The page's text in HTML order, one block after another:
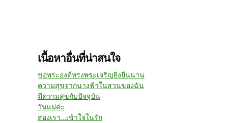
เนื้อหาอื่นที่น่าสนใจ
ขอพระองค์ทรงพระเจริญยิ่งยืนนาน
ความสุขจากนางฟ้าในสวนของฉัน
มีความสุขกับปัจจุบัน
วันแม่ค่ะ
สองเรา...เข้าใจในรัก